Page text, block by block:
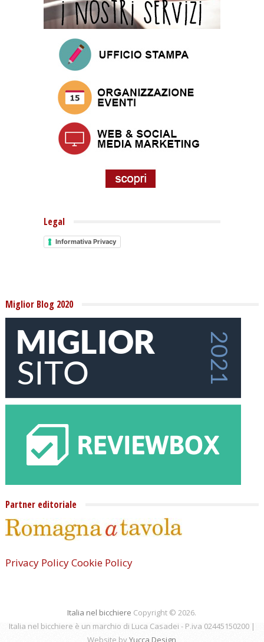
Legal
Informativa Privacy
Miglior Blog 2020
Partner editoriale
Privacy PolicyCookie Policy
Italia nel bicchiere Copyright © 2026.
Italia nel bicchiere è un marchio di Luca Casadei - P.iva 02445150200 |
Website byYucca Design